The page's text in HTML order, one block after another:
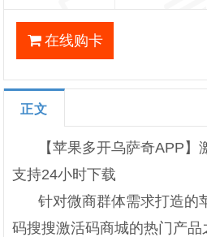
在线购卡
正文
【苹果多开乌萨奇APP
支持24小时下载
针对微商群体需求打造的
码搜搜激活码商城的热门产品